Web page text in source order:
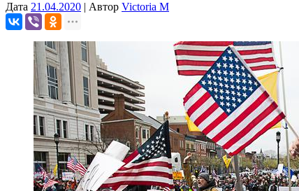
Дата 21.04.2020 | Автор Victoria M